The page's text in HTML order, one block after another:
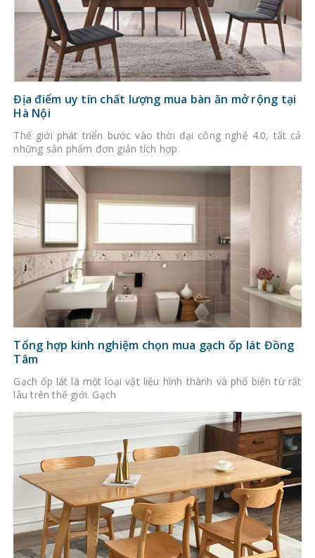
Địa điểm uy tín chất lượng mua bàn ăn mở rộng tại
Hà Nội
Thế giới phát triển bước vào thời đại công nghệ 4.0, tất cả
những sản phẩm đơn giản tích hợp
Tổng hợp kinh nghiệm chọn mua gạch ốp lát Đồng
Tâm
Gạch ốp lát là một loại vật liệu hình thành và phổ biến từ rất
lâu trên thế giới. Gạch